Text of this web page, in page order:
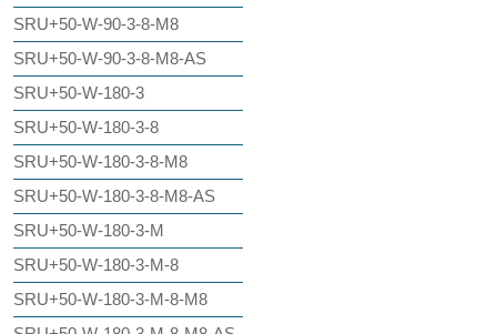
SRU+50-W-90-3-8-M8
SRU+50-W-90-3-8-M8-AS
SRU+50-W-180-3
SRU+50-W-180-3-8
SRU+50-W-180-3-8-M8
SRU+50-W-180-3-8-M8-AS
SRU+50-W-180-3-M
SRU+50-W-180-3-M-8
SRU+50-W-180-3-M-8-M8